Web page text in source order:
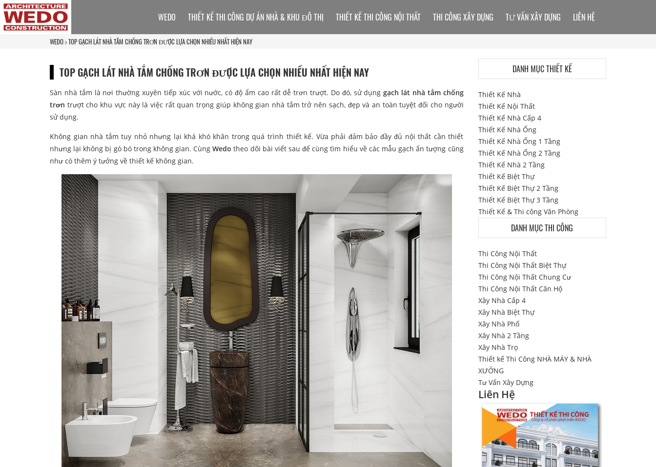
WEDO TOP GẠCH LÁT NHÀ TẮM CHỐNG TRƠN ĐƯỢC LỰA CHỌN NHIỀU NHẤT HIỆN NAY
TOP GẠCH LÁT NHÀ TẮM CHỐNG TRƠN ĐƯỢC LỰA CHỌN NHIỀU NHẤT HIỆN NAY
Sàn nhà tắm là nơi thường xuyên tiếp xúc với nước, có độ ẩm cao rất dễ trơn trượt. Do đó, sử dụnggạch lát nhà tắm chống
trơn trượt cho khu vực này là việc rất quan trọng giúp không gian nhà tắm trở nên sạch, đẹp và an toàn tuyệt đối cho người
sử dụng.
Không gian nhà tắm tuy nhỏ nhưng lại khá khó khăn trong quá trình thiết kế. Vừa phải đảm bảo đầy đủ nội thất cần thiết
nhưng lại không bị gò bó trong không gian. CùngWedo theo dõi bài viết sau để cùng tìm hiểu về các mẫu gạch ấn tượng cũng
như có thêm ý tưởng về thiết kế không gian.
WEDO THIẾT KẾ THI CÔNG DỰ ÁN NHÀ & KHU ĐÔ THỊ THIẾT KẾ THI CÔNG NỘI THẤT THI CÔNG XÂY DỰNG TƯ VẤN XÂY DỰNG LIÊN HỆ
DANH MỤC THIẾT KẾ
Thiết Kế Nhà
Thiết Kế Nội Thất
Thiết Kế Nhà Cấp 4
Thiết Kế Nhà Ống
Thiết Kế Nhà Ống 1 Tầng
Thiết Kế Nhà Ống 2 Tầng
Thiết Kế Nhà 2 Tầng
Thiết Kế Biệt Thự
Thiết Kế Biệt Thự 2 Tầng
Thiết Kế Biệt Thự 3 Tầng
Thiết Kế & Thi công Văn Phòng
DANH MỤC THI CÔNG
Thi Công Nội Thất
Thi Công Nội Thất Biệt Thự
Thi Công Nội Thất Chung Cư
Thi Công Nội Thất Căn Hộ
Xây Nhà Cấp 4
Xây Nhà Biệt Thự
Xây Nhà Phố
Xây Nhà 2 Tầng
Xây Nhà Trọ
Thiết kế Thi Công NHÀ MÁY & NHÀ
XƯỞNG
Tư Vấn Xây Dựng
Liên Hệ